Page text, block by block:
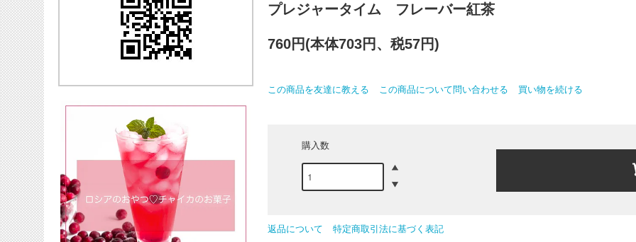
プレジャータイム フレーバー紅茶
760円(本体703円、税57円)
この商品を友達に教える この商品について問い合わせる 買い物を続ける
購入数
返品について 特定商取引法に基づく表記